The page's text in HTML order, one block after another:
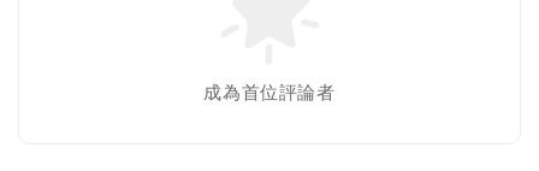
成為首位評論者